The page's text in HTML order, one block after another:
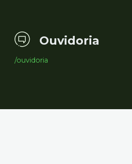
Ouvidoria
/ouvidoria